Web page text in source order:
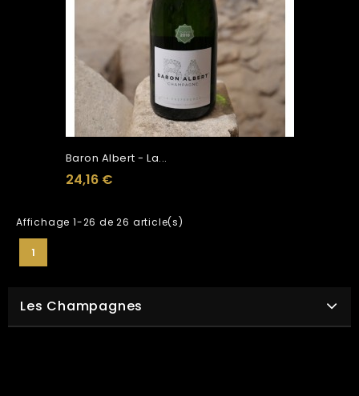
Baron Albert - La...
24,16 €
Affichage 1-26 de 26 article(s)
1
Les Champagnes